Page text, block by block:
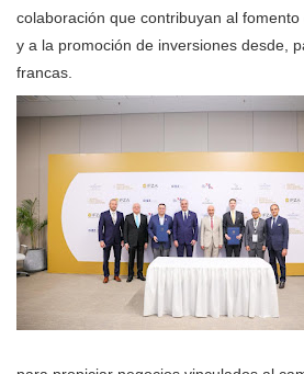
colaboración que contribuyan al
y a la promoción de inversiones desde,
francas.